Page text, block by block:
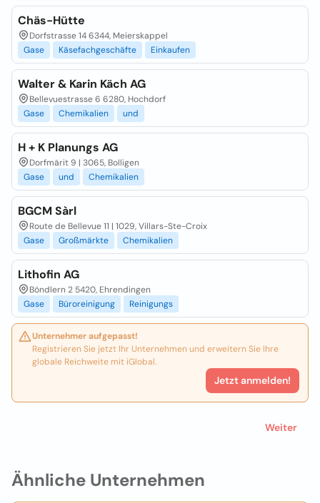
Ähnliche Unternehmen
Chäs-Hütte
Dorfstrasse 14 6344, Meierskappel
Gase
Käsefachgeschäfte Einkaufen
Walter & Karin Käch AG
Bellevuestrasse 6 6280, Hochdorf
Gase
Chemikalien und
H + K Planungs AG
Dorfmärit 9 | 3065, Bolligen
Gase
und Chemikalien
BGCM Sàrl
Route de Bellevue 11 | 1029, Villars-Ste-Croix
Gase
Großmärkte Chemikalien
Lithofin AG
Böndlern 2 5420, Ehrendingen
Gase
Büroreinigung Reinigungs
Unternehmer aufgepasst!
Registrieren Sie jetzt Ihr Unternehmen und erweitern Sie Ihre
globale Reichweite mit iGlobal.
Jetzt anmelden!
Weiter